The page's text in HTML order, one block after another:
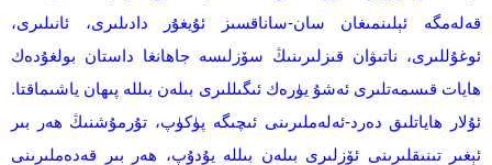
قەلەمگە ئېلىنمىغان سان-ساناقسىز ئۇيغۇر دادىلىرى، ئانىلىرى،
ئوغۇللىرى، ناتىۋان قىزلىرىنىڭ سۆزلىسە جاھانغا داستان بولغۇدەك
ھايات قىسمەتلىرى ئەشۇ يۈرەك ئىگىللىرى بىلەن بىللە پىھان ياشىماقتا.
ئۇلار ھاياتلىق دەرد-ئەلەملىرىنى ئىچىگە پۈكۈپ، تۇرمۇشنىڭ ھەر بىر
ئېغىر تىنىقلىرىنى ئۆزلىرى بىلەن بىللە يۇدۇپ، ھەر بىر قەدەملىرىنى